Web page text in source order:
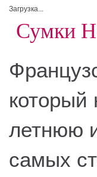
Загрузка...
Сумки
который
летнюю
самых